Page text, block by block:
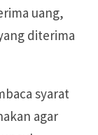
uang,
diterima
syarat
agar